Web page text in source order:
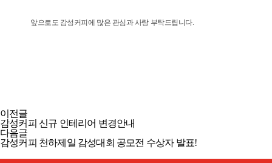
앞으로도 감성커피에 많은 관심과 사랑 부탁드립니다.
이전글
감성커피 신규 인테리어 변경안내
다음글
감성커피 천하제일 감성대회 공모전 수상자 발표!